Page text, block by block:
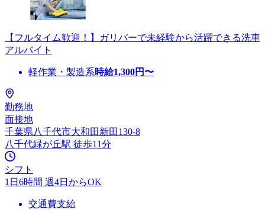
【フルタイム歓迎！】ガリバーで未経験から活躍できる洗車
アルバイト
軽作業・製造系時給1,300円〜
勤務地
面接地
千葉県八千代市大和田新田130-8
八千代緑が丘駅 徒歩11分
シフト
1日6時間 週4日からOK
交通費支給